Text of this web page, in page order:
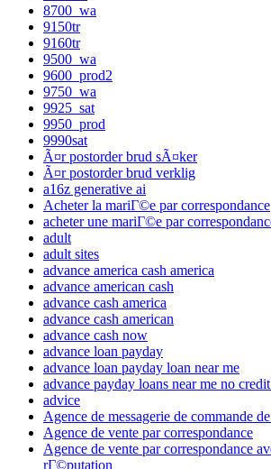
8700_wa
9150tr
9160tr
9500_wa
9600_prod2
9750_wa
9925_sat
9950_prod
9990sat
Ã¤r postorder brud sÃ¤ker
Ã¤r postorder brud verklig
a16z generative ai
Acheter la mariГ©e par correspondance
acheter une mariГ©e par
adult
adult sites
advance america cash america
advance american cash
advance cash america
advance cash american
advance cash now
advance loan payday
advance loan payday loan near me
advance payday loans near me no
advice
Agence de messagerie de commande
Agence de vente par correspondance
Agence de vente par correspondance
rГ©putation